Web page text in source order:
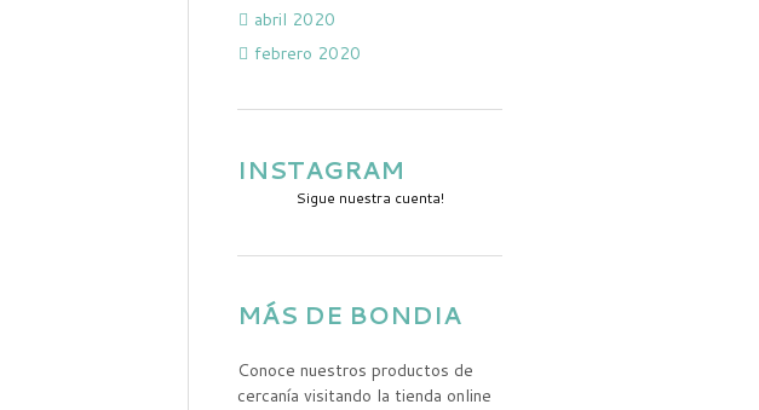
abril 2020
febrero 2020
INSTAGRAM
Sigue nuestra cuenta!
MÁS DE BONDIA
Conoce nuestros productos de
cercanía visitando la tienda online